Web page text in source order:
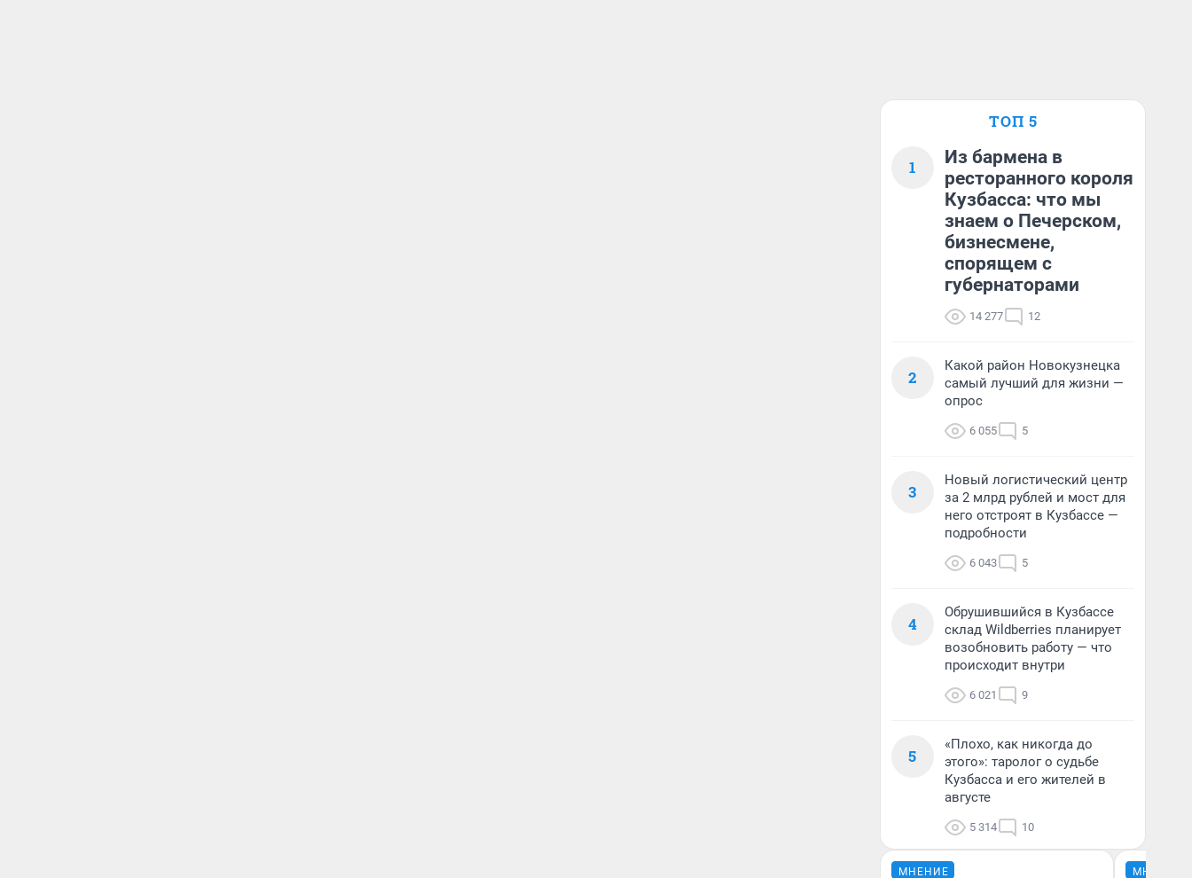
ТОП 5
1
Из бармена в
ресторанного короля
Кузбасса: что мы
знаем о Печерском,
бизнесмене,
спорящем с
губернаторами
14 277 12
2
Какой район Новокузнецка
самый лучший для жизни —
опрос
6 055 5
3
Новый логистический центр
за 2 млрд рублей и мост для
него отстроят в Кузбассе —
подробности
6 043 5
4
Обрушившийся в Кузбассе
склад Wildberries планирует
возобновить работу — что
происходит внутри
6 021 9
5
«Плохо, как никогда до
этого»: таролог о судьбе
Кузбасса и его жителей в
августе
5 314 10
МНЕНИЕ МНЕНИЕ